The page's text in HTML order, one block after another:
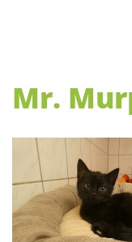
Mr.